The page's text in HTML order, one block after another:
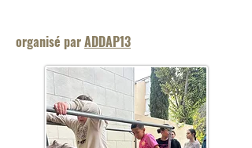
organisé parADDAP13